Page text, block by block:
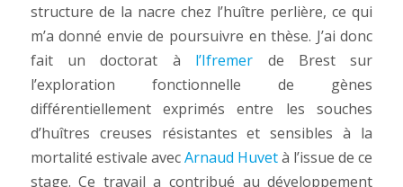
structure de la nacre chez l’huître perlière, ce qui
m’a donné envie de poursuivre en thèse. J’ai donc
fait un doctorat à l’Ifremer de Brest sur
l’exploration fonctionnelle de gènes
différentiellement exprimés entre les souches
d’huîtres creuses résistantes et sensibles à la
mortalité estivale avecArnaud Huvetà l’issue de ce
stage. Ce travail a contribué au développement